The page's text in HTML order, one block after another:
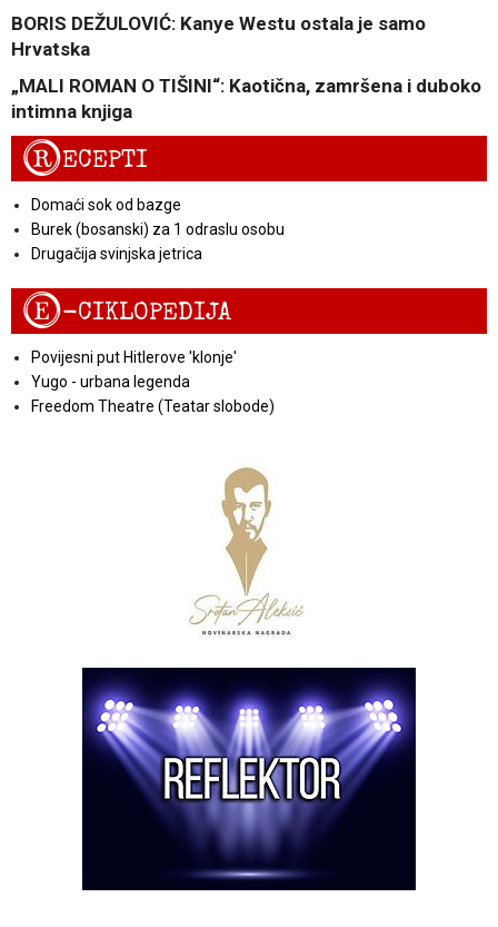
BORIS DEŽULOVIĆ: Kanye Westu ostala je samo
Hrvatska
„MALI ROMAN O TIŠINI“: Kaotična, zamršena i duboko
intimna knjiga
RECEPTI
Domaći sok od bazge
Burek (bosanski) za 1 odraslu osobu
Drugačija svinjska jetrica
E-CIKLOPEDIJA
Povijesni put Hitlerove 'klonje'
Yugo - urbana legenda
Freedom Theatre (Teatar slobode)